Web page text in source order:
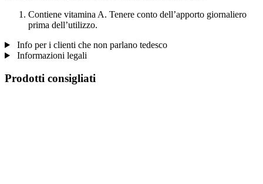
Contiene vitamina A. Tenere conto dell’apporto giornaliero
prima dell’utilizzo.
Info per i clienti che non parlano tedesco
Informazioni legali
Prodotti consigliati